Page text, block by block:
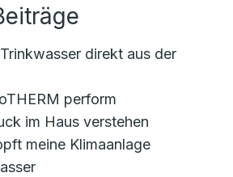
direkt aus der
perform
im Haus verstehen
meine Klimaanlage